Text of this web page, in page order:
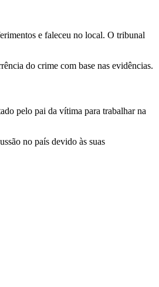
e faleceu no local. O tribunal
do crime com base nas evidências.
pelo pai da vítima para trabalhar na
no país devido às suas